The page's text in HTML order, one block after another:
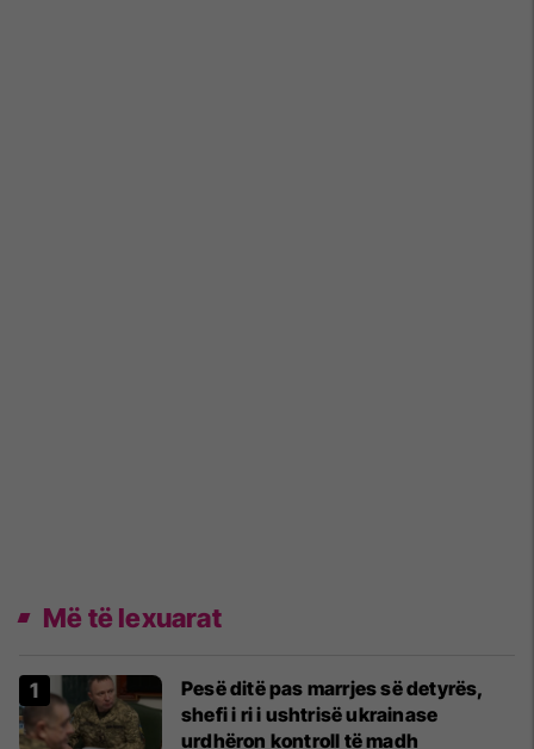
Më të lexuarat
Pesë ditë pas marrjes së detyrës,
shefi i ri i ushtrisë ukrainase
urdhëron kontroll të madh